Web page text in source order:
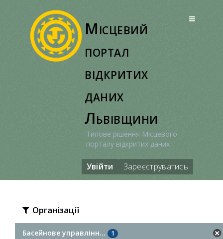
Місцевий
портал
відкритих
даних
Львівщини
Типове рішення Місцевого
порталу відкритих даних
Увійти Зареєструватись
Організації
Басейнове управлінн... 1